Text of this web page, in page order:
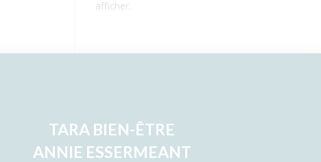
afficher.
TARA BIEN-ÊTRE
ANNIE ESSERMEANT